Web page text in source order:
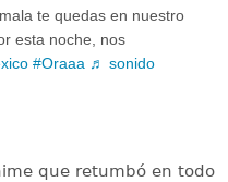
te quedas en nuestro
esta noche, nos
#Oraaa ♬ sonido
que retumbó en todo